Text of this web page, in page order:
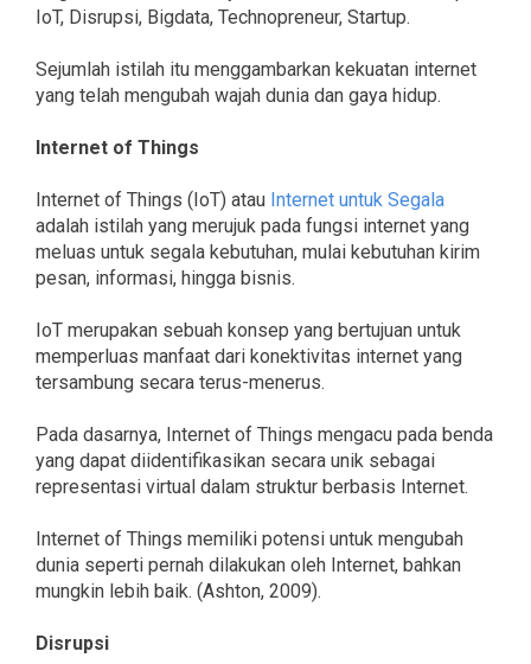
IoT, Disrupsi, Bigdata, Technopreneur, Startup.
Sejumlah istilah itu menggambarkan kekuatan internet
yang telah mengubah wajah dunia dan gaya hidup.
Internet of Things
Internet of Things (IoT) atau Internet untuk Segala
adalah istilah yang merujuk pada fungsi internet yang
meluas untuk segala kebutuhan, mulai kebutuhan kirim
pesan, informasi, hingga bisnis.
IoT merupakan sebuah konsep yang bertujuan untuk
memperluas manfaat dari konektivitas internet yang
tersambung secara terus-menerus.
Pada dasarnya, Internet of Things mengacu pada benda
yang dapat diidentifikasikan secara unik sebagai
representasi virtual dalam struktur berbasis Internet.
Internet of Things memiliki potensi untuk mengubah
dunia seperti pernah dilakukan oleh Internet, bahkan
mungkin lebih baik. (Ashton, 2009).
Disrupsi